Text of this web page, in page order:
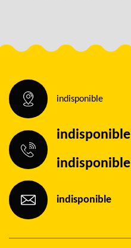
indisponible
indisponible
indisponible
indisponible